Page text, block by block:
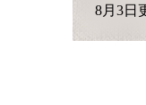
8月3日